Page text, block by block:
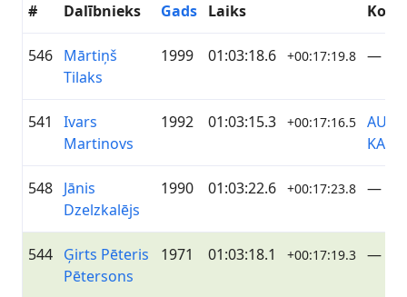
# Dalībnieks Gads Laiks
546 Mārtiņš
Tilaks
1999 01:03:18.6 +00:17:19.8 —
541
Ivars
Martinovs
1992 01:03:15.3 +00:17:16.5
AUTO
KADA
548 Jānis
Dzelzkalējs
1990 01:03:22.6 +00:17:23.8 —
544 Ģirts Pēteris
Pētersons
1971 01:03:18.1 +00:17:19.3 —